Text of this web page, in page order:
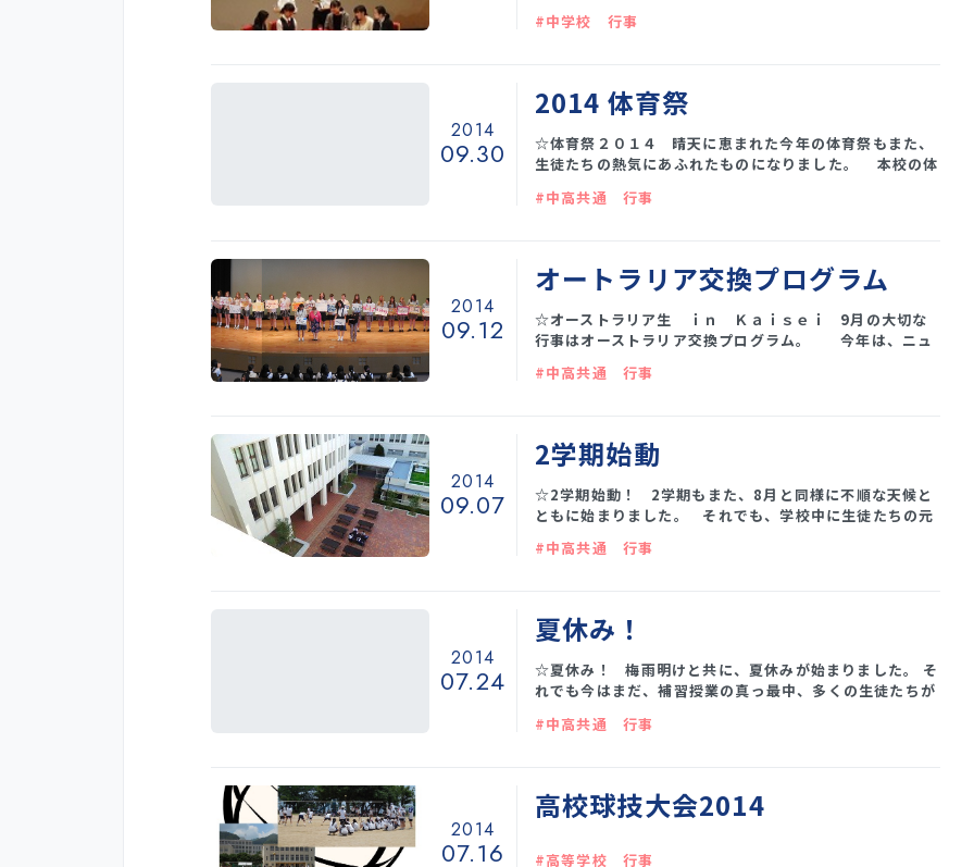
務める中間発表は、新人公演の形になるでしょうか？
ぷりに描いていくものです。結婚を申し込む場面では、客
席から拍手がわきました。 50年という時間にわたる大
人の人生を、中学生がどう演じるのか、難しさがあったと
思
#中学校 行事
2014
09.30
2014 体育祭
☆体育祭２０１４ 晴天に恵まれた今年の体育祭もまた、
生徒たちの熱気にあふれたものになりました。 本校の体
体力や経験に大きな差があると思われるかもしれません
見せてくれます。なにより学年が一致・団結、「私たちの
学年」を作るよい機会となっています。 競技の
#中高共通 行事
2014
09.12
オートラリア交換プログラム
☆オーストラリア生 ｉｎ Ｋａｉｓｅｉ 9月の大切な
行事はオーストラリア交換プログラム。 今年は、ニュ
ンテ高校から、生徒25名と先生4名を迎え、この夏オース
生と共に授業を受けたり、書道や日舞、空手を練習した
り、もちろん京都や奈良へも行きます。でも、本当に大き
な経験になるのは、言葉や文化を越えて、生徒同士が食事
を共
#中高共通 行事
2014
09.07
2学期始動
☆2学期始動！ 2学期もまた、8月と同様に不順な天候と
ともに始まりました。 それでも、学校中に生徒たちの元
気な声が響き、新学期も軌道に乗ってきました。 今
は、23日の体育祭に向けて準備の最中。 各学年、競技の
しています。 来週にはオーストラリア生も来校、フラ
ンス修学旅行の準備も本格的に始まり、忙しいけれど充
#中高共通 行事
2014
07.24
夏休み！
☆夏休み！ 梅雨明けと共に、夏休みが始まりました。 そ
れでも今はまだ、補習授業の真っ最中、多くの生徒たちが
内容を身につけるため、各60分の授業が毎日３時間組ま
私は谷川俊太郎の詩「ネロ――愛された小さな犬に」という詩
を思い出します。新しい夏がやってくる そして新しいいろ
#中高共通 行事
2014
07.16
高校球技大会2014
#高等学校 行事